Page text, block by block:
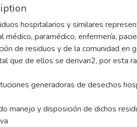
hospitalarios y similares
médico, paramédico, enfermería,
de residuos y de la comunidad en
que de ellos se derivan2, por esta
generadoras de desechos
manejo y disposición de dichos